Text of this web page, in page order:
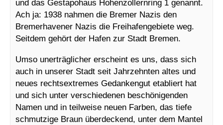
und das Gestapohaus Hohenzollernring 1 genannt.
Ach ja: 1938 nahmen die Bremer Nazis den
Bremerhavener Nazis die Freihafengebiete weg.
Seitdem gehört der Hafen zur Stadt Bremen.
Umso unerträglicher erscheint es uns, dass sich
auch in unserer Stadt seit Jahrzehnten altes und
neues rechtsextremes Gedankengut etabliert hat
und sich unter verschiedenen beschönigenden
Namen und in teilweise neuen Farben, das tiefe
schmutzige Braun überdeckend, unter dem Mantel